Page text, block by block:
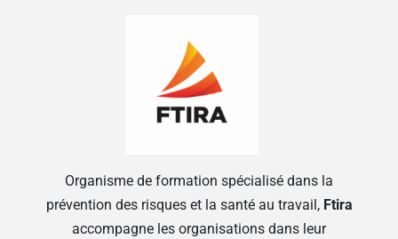
Organisme de formation spécialisé dans la
prévention des risques et la santé au travail, Ftira
accompagne les organisations dans leur